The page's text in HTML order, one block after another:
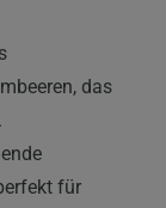
das
für